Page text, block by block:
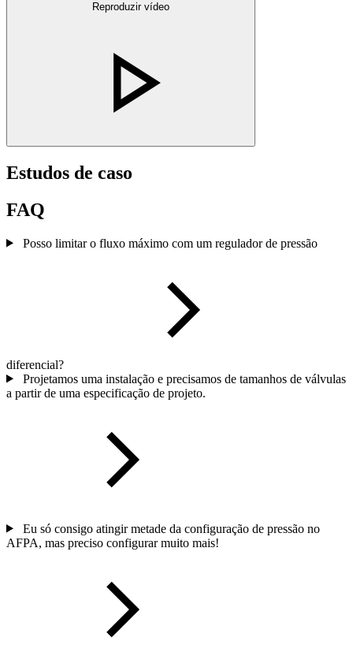
Reproduzir vídeo
Estudos de caso
FAQ
Posso limitar o fluxo máximo com um regulador de pressão
diferencial?
Projetamos uma instalação e precisamos de tamanhos de válvulas
a partir de uma especificação de projeto.
Eu só consigo atingir metade da configuração de pressão no
AFPA, mas preciso configurar muito mais!